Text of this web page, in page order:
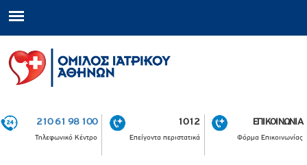
210 61 98 100
Τηλεφωνικό Κέντρο
1012
Επείγοντα περιστατικά
ΕΠΙΚΟΙΝΩΝΙΑ
Φόρμα Επικοινωνίας